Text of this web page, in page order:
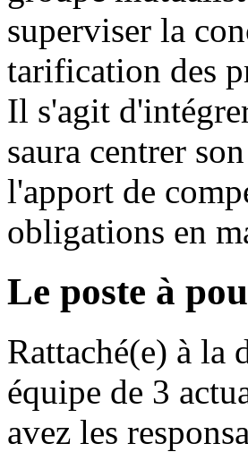
superviser la
tarification des
Il s'agit
saura centrer
l'apport de
obligations en
Le poste à
Rattaché(e) à la
équipe de 3
avez les